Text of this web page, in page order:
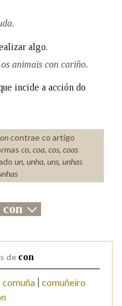
algo.
animais con cariño.
incide a acción do
contrae co artigo
co, coa, cos, coas
un, unha, uns, unhas
con
de con
comuña
comuñeiro